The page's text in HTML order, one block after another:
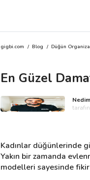
gigbi.com / Blog / Düğün
En Güzel
Kadınlar düğünlerinde
Yakın bir zamanda
modelleri sayesinde